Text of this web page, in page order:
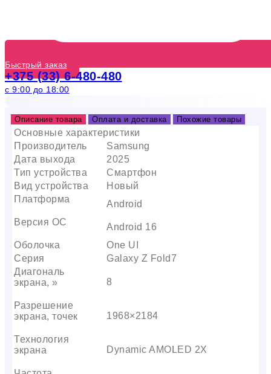
Быстрый заказ
+375 (33) 6-480-480
с 9:00 до 18:00
Описание товара Оплата и доставка Похожие товары
Основные характеристики
Производитель
Samsung
Дата выхода
2025
Тип устройства
Смартфон
Вид устройства
Новый
Платформа
Android
Версия ОС
Android 16
Оболочка
One UI
Серия
Galaxy Z Fold7
Диагональ
экрана, »
8
Разрешение
экрана, точек
1968×2184
Технология
экрана
Dynamic AMOLED 2X